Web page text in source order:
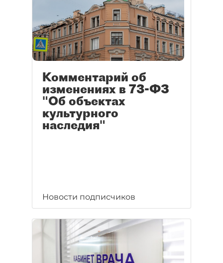
Комментарий об
изменениях в 73-ФЗ
"Об объектах
культурного
наследия"
Новости подписчиков